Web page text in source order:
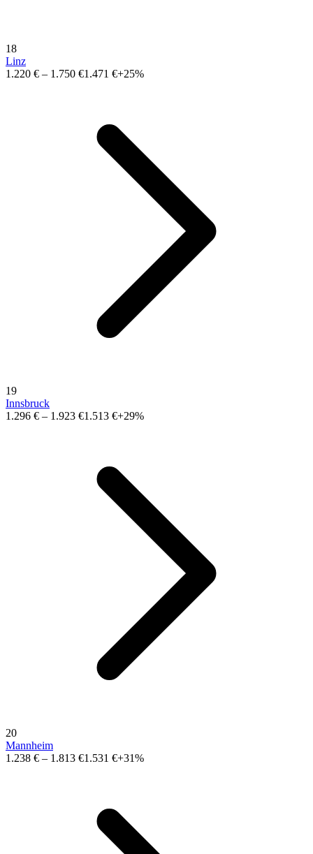
18
Linz
1.220 € – 1.750 €1.471 €+25%
19
Innsbruck
1.296 € – 1.923 €1.513 €+29%
20
Mannheim
1.238 € – 1.813 €1.531 €+31%